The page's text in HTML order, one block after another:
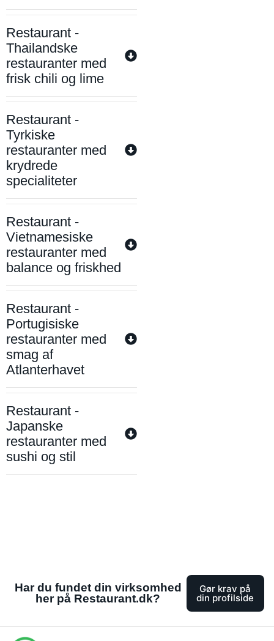
Restaurant -
Thailandske
restauranter med
frisk chili og lime
Restaurant -
Tyrkiske
restauranter med
krydrede
specialiteter
Restaurant -
Vietnamesiske
restauranter med
balance og friskhed
Restaurant -
Portugisiske
restauranter med
smag af
Atlanterhavet
Restaurant -
Japanske
restauranter med
sushi og stil
Har du fundet din virksomhed
her på Restaurant.dk?
Gør krav på
din profilside